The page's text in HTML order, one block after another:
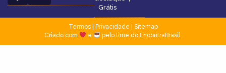
Grátis
Termos| Privacidade
Sitemap
Criado com
e pelo time do EncontraBrasil